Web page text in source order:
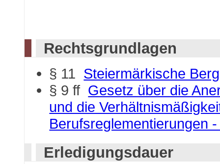
Rechtsgrundlagen
§ 11 Steiermärkische
§ 9 ff Gesetz über die
und die
Berufsreglementierungen
Erledigungsdauer